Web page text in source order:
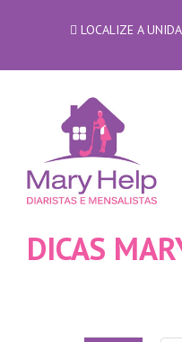
LOCALIZE A
DICAS